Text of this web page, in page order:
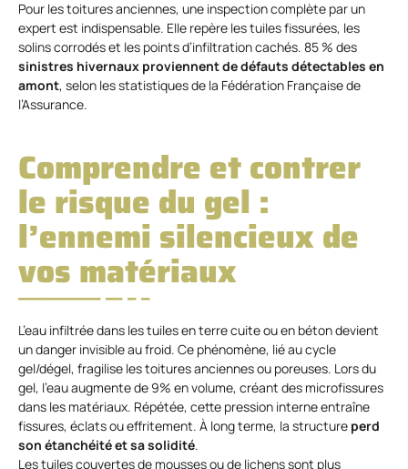
Pour les toitures anciennes, une inspection complète par un
expert est indispensable. Elle repère les tuiles fissurées, les
solins corrodés et les points d’infiltration cachés. 85 % des
sinistres hivernaux proviennent de défauts détectables en
amont, selon les statistiques de la Fédération Française de
l’Assurance.
Comprendre et contrer
le risque du gel :
l’ennemi silencieux de
vos matériaux
L’eau infiltrée dans les tuiles en terre cuite ou en béton devient
un danger invisible au froid. Ce phénomène, lié au cycle
gel/dégel, fragilise les toitures anciennes ou poreuses. Lors du
gel, l’eau augmente de 9% en volume, créant des microfissures
dans les matériaux. Répétée, cette pression interne entraîne
fissures, éclats ou effritement. À long terme, la structure perd
son étanchéité et sa solidité.
Les tuiles couvertes de mousses ou de lichens sont plus